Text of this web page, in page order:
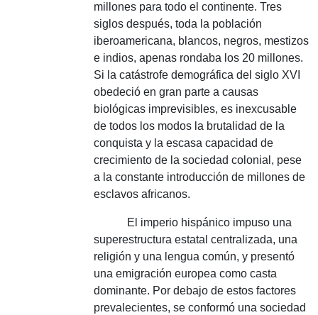
millones para todo el continente. Tres
siglos después, toda la población
iberoamericana, blancos, negros, mestizos
e indios, apenas rondaba los 20 millones.
Si la catástrofe demográfica del siglo XVI
obedeció en gran parte a causas
biológicas imprevisibles, es inexcusable
de todos los modos la brutalidad de la
conquista y la escasa capacidad de
crecimiento de la sociedad colonial, pese
a la constante introducción de millones de
esclavos africanos.
El imperio hispánico impuso una
superestructura estatal centralizada, una
religión y una lengua común, y presentó
una emigración europea como casta
dominante. Por debajo de estos factores
prevalecientes, se conformó una sociedad